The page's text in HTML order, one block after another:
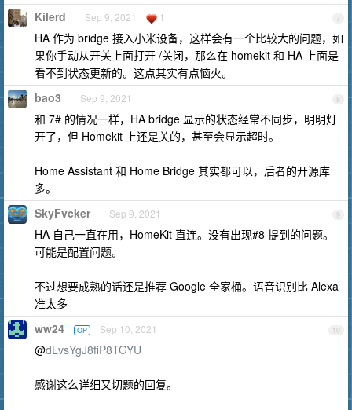
7
Kilerd Sep 9, 2021 1
HA 作为 bridge 接入小米设备，这样会有一个比较大的问题，如
果你手动从开关上面打开 /关闭，那么在 homekit 和 HA 上面是
看不到状态更新的。这点其实有点恼火。
8
bao3 Sep 9, 2021
和 7# 的情况一样，HA bridge 显示的状态经常不同步，明明灯
开了，但 Homekit 上还是关的，甚至会显示超时。
Home Assistant 和 Home Bridge 其实都可以，后者的开源库
多。
9
SkyFvcker Sep 9, 2021
HA 自己一直在用，HomeKit 直连。没有出现#8 提到的问题。
可能是配置问题。
不过想要成熟的话还是推荐 Google 全家桶。语音识别比 Alexa
准太多
10
ww24 OP Sep 10, 2021
@dLvsYgJ8fiP8TGYU
感谢这么详细又切题的回复。